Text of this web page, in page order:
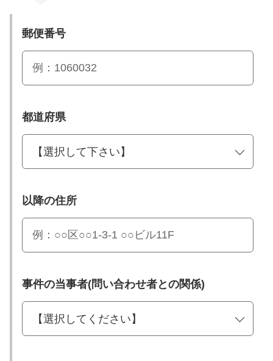
郵便番号
都道府県
以降の住所
事件の当事者(問い合わせ者との関係)